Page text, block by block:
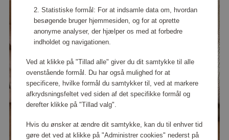
Statistiske formål: For at indsamle data om, hvordan
besøgende bruger hjemmesiden, og for at oprette
anonyme analyser, der hjælper os med at forbedre
indholdet og navigationen.
Ved at klikke på "Tillad alle" giver du dit samtykke til alle
ovenstående formål. Du har også mulighed for at
specificere, hvilke formål du samtykker til, ved at markere
afkrydsningsfeltet ved siden af det specifikke formål og
derefter klikke på "Tillad valg".
Hvis du ønsker at ændre dit samtykke, kan du til enhver tid
gøre det ved at klikke på "Administrer cookies" nederst på